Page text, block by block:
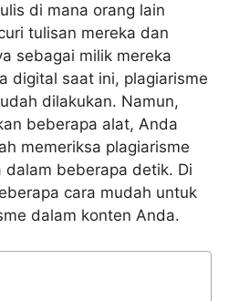
di mana orang lain
tulisan mereka dan
sebagai milik mereka
digital saat ini, plagiarisme
dilakukan. Namun,
beberapa alat, Anda
memeriksa plagiarisme
dalam beberapa detik. Di
cara mudah untuk
dalam konten Anda.